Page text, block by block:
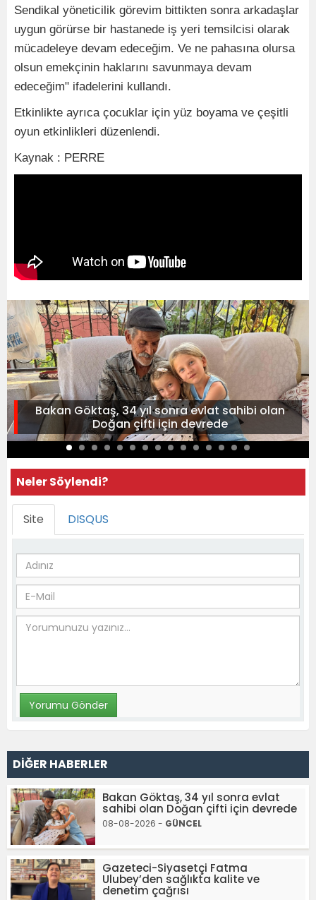
Sendikal yöneticilik görevim bittikten sonra arkadaşlar
uygun görürse bir hastanede iş yeri temsilcisi olarak
mücadeleye devam edeceğim. Ve ne pahasına olursa
olsun emekçinin haklarını savunmaya devam
edeceğim" ifadelerini kullandı.
Etkinlikte ayrıca çocuklar için yüz boyama ve çeşitli
oyun etkinlikleri düzenlendi.
Kaynak : PERRE
Bakan Göktaş, 34 yıl sonra evlat sahibi olan
Doğan çifti için devrede
Neler Söylendi?
Site DISQUS
DİĞER HABERLER
Bakan Göktaş, 34 yıl sonra evlat
sahibi olan Doğan çifti için devrede
08-08-2026 - GÜNCEL
Gazeteci-Siyasetçi Fatma
Ulubey’den sağlıkta kalite ve
denetim çağrısı